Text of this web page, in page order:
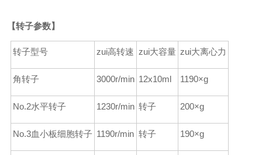
【转子参数】
转子型号 zui高转速 zui大容量 zui大离心力
角转子 3000r/min 12x10ml 1190×g
No.2水平转子 1230r/min 转子 200×g
No.3血小板细胞转子 1190r/min 转子 190×g